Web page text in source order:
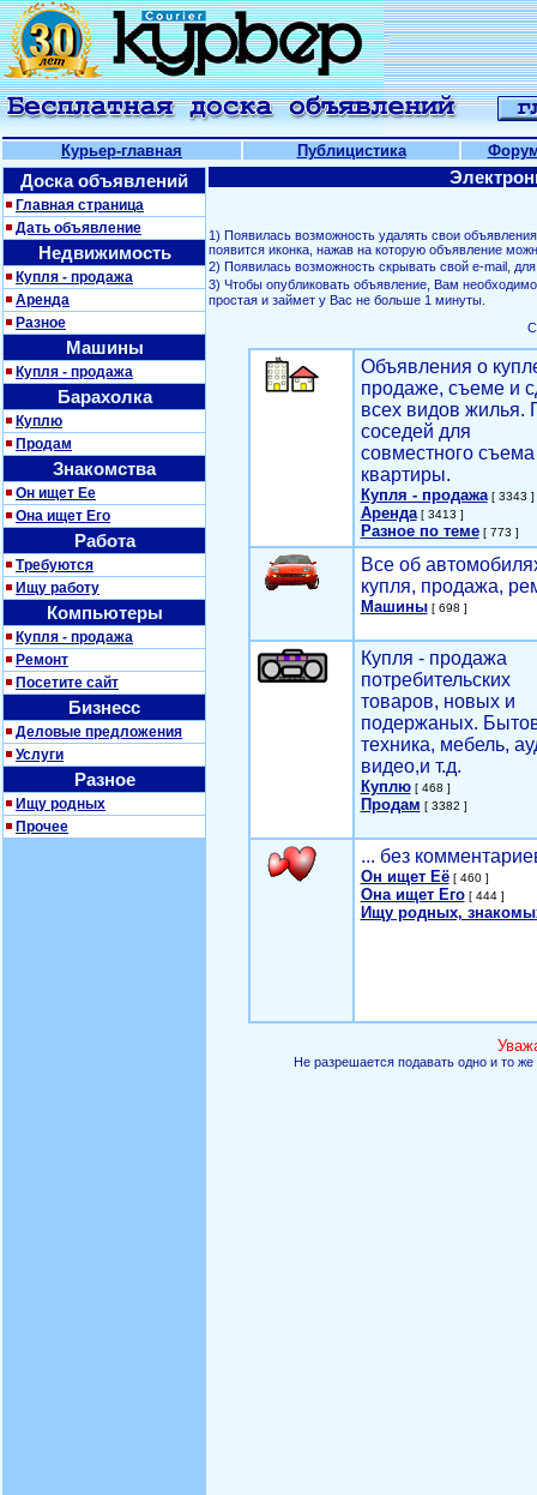
Курьер-главная Публицистика
Доска объявлений
Главная страница
Дать объявление
Недвижимость
Купля - продажа
Аренда
Разное
Машины
Купля - продажа
Барахолка
Куплю
Продам
Знакомства
Он ищет Ее
Она ищет Его
Работа
Требуются
Ищу работу
Компьютеры
Купля - продажа
Ремонт
Посетите сайт
Бизнесс
Деловые предложения
Услуги
Разное
Ищу родных
Прочее
1) Появилась возможность удалять свои
появится иконка, нажав на которую объявление
2) Появилась возможность скрывать свой е-mail,
3) Чтобы опубликовать объявление, Вам
простая и займет у Вас не больше 1 минуты.
Объявления о
продаже, съеме и
всех видов жилья.
соседей для
совместного съема
квартиры.
Купля - продажа[ 3343 ]
Аренда[ 3413 ]
Разное по теме[ 773 ]
Все об
купля, продажа,
Машины[ 698 ]
Купля - продажа
потребительских
товаров, новых и
подержаных.
техника, мебель,
видео,и т.д.
Куплю[ 468 ]
Продам [ 3382 ]
... без
Он ищет Её[ 460 ]
Она ищет Его[ 444 ]
Ищу родных,
Не разрешается подавать одно и то